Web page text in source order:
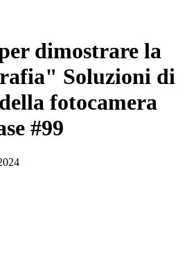
dimostrare la
Soluzioni di
fotocamera
#99